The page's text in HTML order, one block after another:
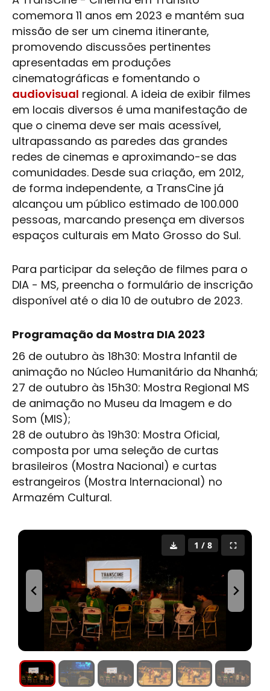
comemora 11 anos em 2023 e mantém sua
missão de ser um cinema itinerante,
promovendo discussões pertinentes
apresentadas em produções
cinematográficas e fomentando o
audiovisual regional. A ideia de exibir filmes
em locais diversos é uma manifestação de
que o cinema deve ser mais acessível,
ultrapassando as paredes das grandes
redes de cinemas e aproximando-se das
comunidades. Desde sua criação, em 2012,
de forma independente, a TransCine já
alcançou um público estimado de 100.000
pessoas, marcando presença em diversos
espaços culturais em Mato Grosso do Sul.
Para participar da seleção de filmes para o
DIA - MS, preencha o formulário de inscrição
disponível até o dia 10 de outubro de 2023.
Programação da Mostra DIA 2023
26 de outubro às 18h30: Mostra Infantil de
animação no Núcleo Humanitário da Nhanhá;
27 de outubro às 15h30: Mostra Regional MS
de animação no Museu da Imagem e do
Som (MIS);
28 de outubro às 19h30: Mostra Oficial,
composta por uma seleção de curtas
brasileiros (Mostra Nacional) e curtas
estrangeiros (Mostra Internacional) no
Armazém Cultural.
1 / 8